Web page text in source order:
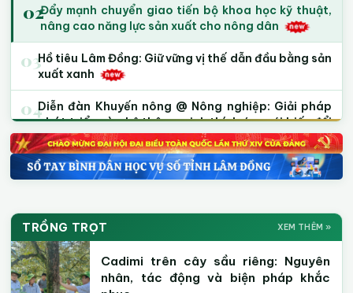
02Đẩy mạnh chuyển giao tiến bộ khoa học kỹ thuật,
nâng cao năng lực sản xuất cho nông dân
03Hồ tiêu Lâm Đồng: Giữ vững vị thế dẫn đầu bằng sản
xuất xanh
04Diễn đàn Khuyến nông @ Nông nghiệp: Giải pháp
phát triển cà phê thông minh thích ứng với biến đổi
khí hậu và quy định chống phá rừng của Liên minh
Châu Âu (EUDR)
06Khởi động Dự án "Khẳng định vị thế Robusta Việt"
và Hội thảo "Nâng chất Robusta Việt từ gốc" tại
Lâm Đồng
FACEBOOK
Khuyến Nông Lâm Đồng
Tin tức · Hoạt động · Sự kiện nổi bật
YOUTUBE
Kênh YouTube Khuyến Nông
Video kỹ thuật Hướng dẫn canh tác Mô hình điển hình
TRỒNG TRỌT XEM THÊM »
Cadimi trên cây sầu riêng: Nguyên
nhân, tác động và biện pháp khắc